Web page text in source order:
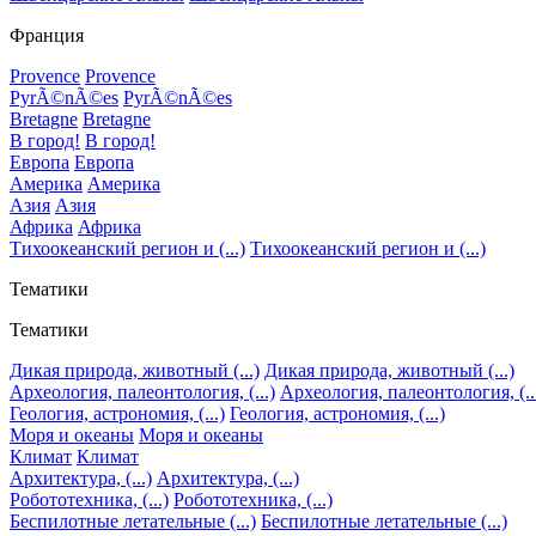
Франция
Provence Provence
PyrÃ©nÃ©es PyrÃ©nÃ©es
Bretagne Bretagne
В город! В город!
Европа Европа
Америка Америка
Азия Азия
Африка Африка
Тихоокеанский регион и (...) Тихоокеанский регион и (...)
Тематики
Тематики
Дикая природа, животный (...) Дикая природа, животный (...)
Археология, палеонтология, (...) Археология, палеонтология,
Геология, астрономия, (...) Геология, астрономия, (...)
Моря и океаны Моря и океаны
Климат Климат
Архитектура, (...) Архитектура, (...)
Робототехника, (...) Робототехника, (...)
Беспилотные летательные (...) Беспилотные летательные (...)